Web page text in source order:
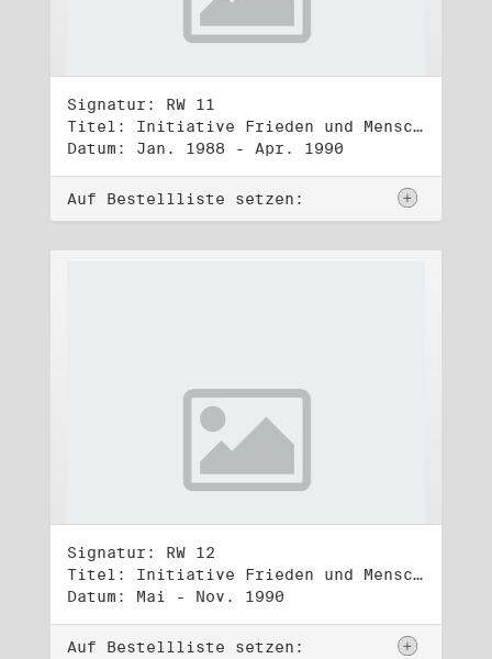
Signatur: RW 11
Titel: Initiative Frieden und Menschenrechte (1)
Datum: Jan. 1988 - Apr. 1990
Auf Bestellliste setzen:
Signatur: RW 12
Titel: Initiative Frieden und Menschenrechte (2)
Datum: Mai - Nov. 1990
Auf Bestellliste setzen: